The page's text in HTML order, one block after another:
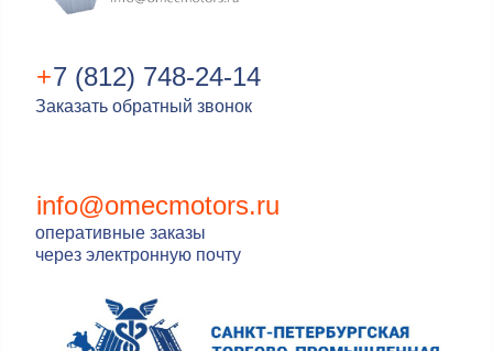
+7 (812) 748-24-14
Заказать обратный звонок
info@omecmotors.ru
оперативные заказы
через электронную почту